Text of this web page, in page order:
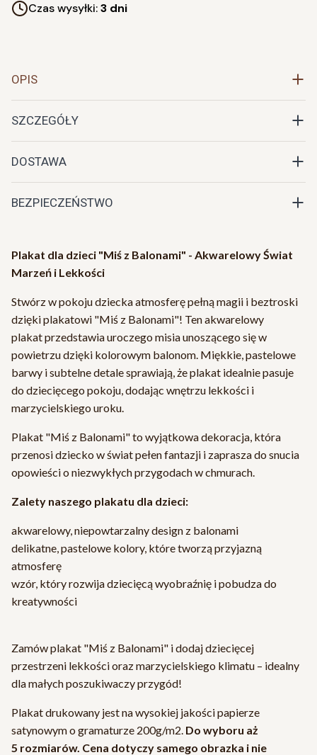
Czas wysyłki:3 dni
OPIS
SZCZEGÓŁY
DOSTAWA
BEZPIECZEŃSTWO
Plakat dla dzieci "Miś z Balonami" - Akwarelowy Świat
Marzeń i Lekkości
Stwórz w pokoju dziecka atmosferę pełną magii i beztroski
dzięki plakatowi "Miś z Balonami"! Ten akwarelowy
plakat przedstawia uroczego misia unoszącego się w
powietrzu dzięki kolorowym balonom. Miękkie, pastelowe
barwy i subtelne detale sprawiają, że plakat idealnie pasuje
do dziecięcego pokoju, dodając wnętrzu lekkości i
marzycielskiego uroku.
Plakat "Miś z Balonami" to wyjątkowa dekoracja, która
przenosi dziecko w świat pełen fantazji i zaprasza do snucia
opowieści o niezwykłych przygodach w chmurach.
Zalety naszego plakatu dla dzieci:
akwarelowy, niepowtarzalny design z balonami
delikatne, pastelowe kolory, które tworzą przyjazną
atmosferę
wzór, który rozwija dziecięcą wyobraźnię i pobudza do
kreatywności
Zamów plakat "Miś z Balonami" i dodaj dziecięcej
przestrzeni lekkości oraz marzycielskiego klimatu – idealny
dla małych poszukiwaczy przygód!
Plakat drukowany jest na wysokiej jakości papierze
satynowym o gramaturze 200g/m2. Do wyboru aż
5 rozmiarów. Cena dotyczy samego obrazka i nie